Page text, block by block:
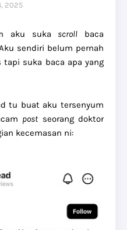
2025
aku suka scroll baca
sendiri belum pernah
suka baca apa yang
tu buat aku tersenyum
postseorang doktor
kecemasan ni: